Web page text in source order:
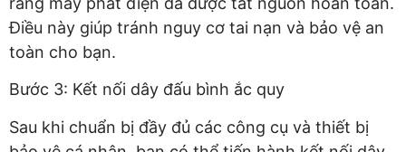
Điều này giúp tránh nguy cơ tai nạn và bảo vệ an
toàn cho bạn.
Bước 3: Kết nối dây đấu bình ắc quy
Sau khi chuẩn bị đầy đủ các công cụ và thiết bị